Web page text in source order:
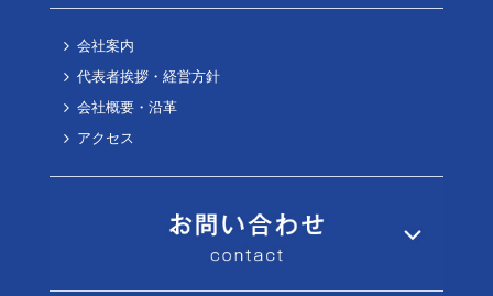
会社案内
代表者挨拶・経営方針
会社概要・沿革
アクセス